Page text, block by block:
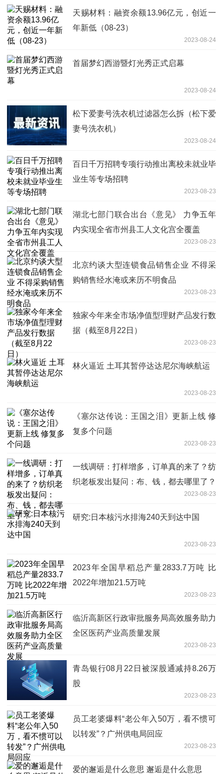
天赐材料：融资余额13.96亿元，创近一
年新低（08-23）
2023-08-24
首届梦幻西游暨灯光秀正式启幕
2023-08-24
松下爱妻号洗衣机过滤器怎么拆（松下爱
妻号洗衣机）
2023-08-24
百日千万招聘专项行动推出离校未就业毕
业生等专场招聘
2023-08-23
湖北七部门联合出台《意见》 力争五年
内实现全省市州县工人文化宫全覆盖
2023-08-23
北京约谈大型连锁食品销售企业 不得采
购销售经水淹或来历不明食品
2023-08-23
独家今年来全市场净值型理财产品发行数
据（截至8月22日）
2023-08-23
林火逼近 土耳其暂停达达尼尔海峡航运
2023-08-23
《塞尔达传说：王国之泪》更新上线 修
复多个问题
2023-08-23
一线调研：打样增多，订单真的来了？纺
织老板发出疑问：布、钱，都去哪里了？
2023-08-23
研究:日本核污水排海240天到达中国
2023-08-23
2023年全国早稻总产量2833.7万吨 比
2022年增加21.5万吨
2023-08-23
临沂高新区行政审批服务局高效服务助力
全区医药产业高质量发展
2023-08-23
青岛银行08月22日被深股通减持8.26万
股
2023-08-23
员工老婆爆料“老公年入50万，看不惯可
以转发”？广州供电局回应
2023-08-23
爱的邂逅是什么意思 邂逅是什么意思